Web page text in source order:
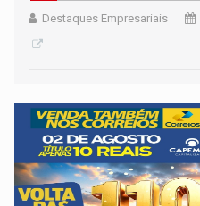
Destaques Empresariais